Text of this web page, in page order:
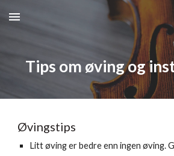
Skip to main content
Tips om øving og
Øvingstips
Litt øving er bedre enn ingen øving.